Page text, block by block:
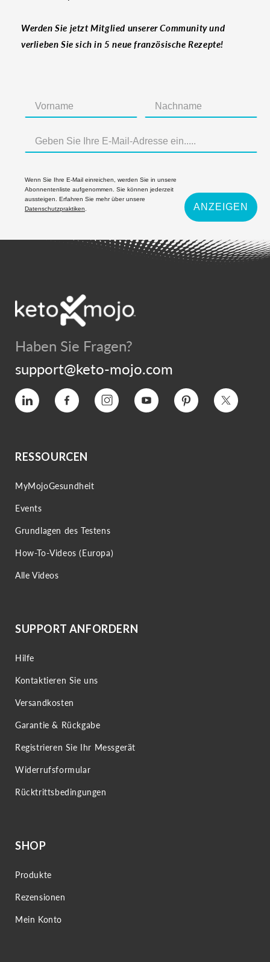
Werden Sie jetzt Mitglied unserer Community und
verlieben Sie sich in 5 neue französische Rezepte!
Wenn Sie Ihre E-Mail einreichen, werden Sie in unsere
Abonnentenliste aufgenommen. Sie können jederzeit
aussteigen. Erfahren Sie mehr über unsere
Datenschutzpraktiken
ANZEIGEN
Haben Sie Fragen?
support@keto-mojo.com
Vimeo Facebook Instagram YouTube Interesse Twitter
RESSOURCEN
MyMojoGesundheit
Events
Grundlagen des Testens
How-To-Videos (Europa)
Alle Videos
SUPPORT ANFORDERN
Hilfe
Kontaktieren Sie uns
Versandkosten
Garantie & Rückgabe
Registrieren Sie Ihr Messgerät
Widerrufsformular
Rücktrittsbedingungen
SHOP
Produkte
Rezensionen
Mein Konto